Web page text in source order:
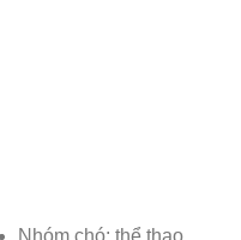
Nhóm chó: thể thao